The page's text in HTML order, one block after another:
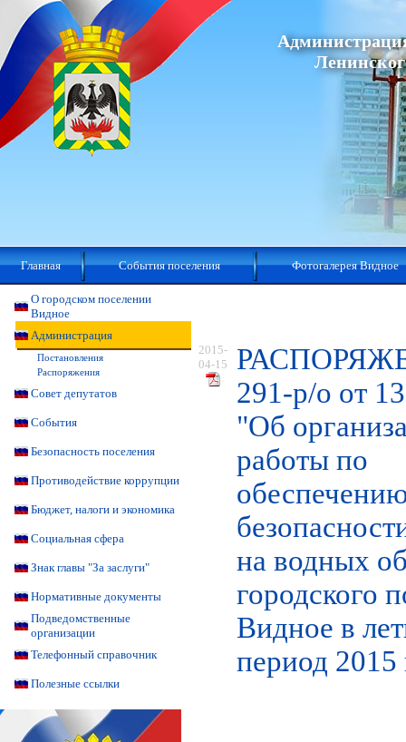
Главная События поселения Фотогалерея Видное
О городском поселении
Видное
Администрация
Постановления
Распоряжения
Совет депутатов
События
Безопасность поселения
Противодействие коррупции
Бюджет, налоги и экономика
Социальная сфера
Знак главы "За заслуги"
Нормативные документы
Подведомственные
организации
Телефонный справочник
Полезные ссылки
2015-
04-15
291-р/о от
"Об
работы по
на водных
городского
Видное в
период 2015